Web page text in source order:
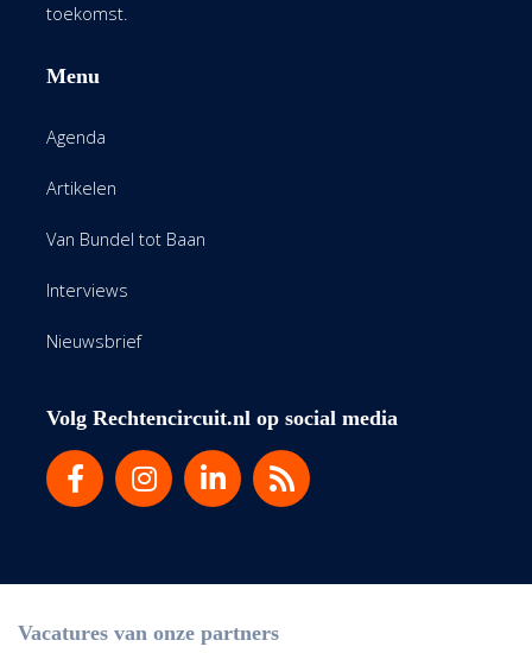
toekomst.
Menu
Agenda
Artikelen
Van Bundel tot Baan
Interviews
Nieuwsbrief
Volg Rechtencircuit.nl op social media
Vacatures van onze partners